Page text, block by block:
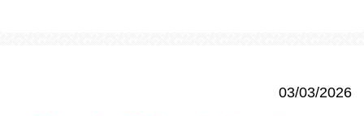
03/03/2026